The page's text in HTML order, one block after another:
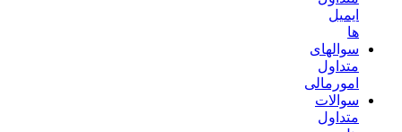
ایمیل
ها
سوالهای
متداول
امورمالی
سوالات
متداول